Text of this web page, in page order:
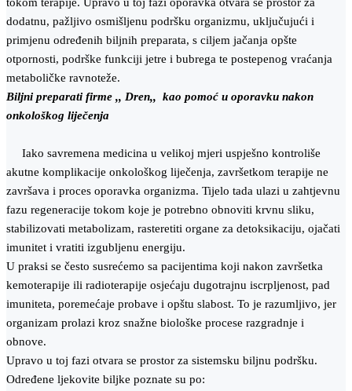
tokom terapije. Upravo u toj fazi oporavka otvara se prostor za
dodatnu, pažljivo osmišljenu podršku organizmu, uključujući i
primjenu određenih biljnih preparata, s ciljem jačanja opšte
otpornosti, podrške funkciji jetre i bubrega te postepenog vraćanja
metaboličke ravnoteže.
Biljni preparati firme ,, Dren,, kao pomoć u oporavku nakon
onkološkog liječenja
Iako savremena medicina u velikoj mjeri uspješno kontroliše
akutne komplikacije onkološkog liječenja, završetkom terapije ne
završava i proces oporavka organizma. Tijelo tada ulazi u zahtjevnu
fazu regeneracije tokom koje je potrebno obnoviti krvnu sliku,
stabilizovati metabolizam, rasteretiti organe za detoksikaciju, ojačati
imunitet i vratiti izgubljenu energiju.
U praksi se često susrećemo sa pacijentima koji nakon završetka
kemoterapije ili radioterapije osjećaju dugotrajnu iscrpljenost, pad
imuniteta, poremećaje probave i opštu slabost. To je razumljivo, jer
organizam prolazi kroz snažne biološke procese razgradnje i
obnove.
Upravo u toj fazi otvara se prostor za sistemsku biljnu podršku.
Određene ljekovite biljke poznate su po: